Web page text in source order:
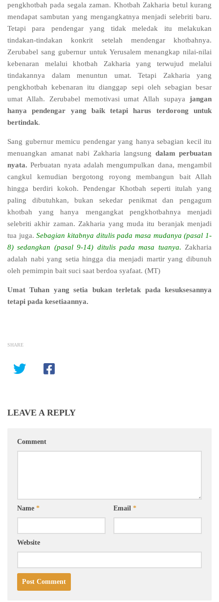
pengkhotbah pada segala zaman. Khotbah Zakharia betul kurang
mendapat sambutan yang mengangkatnya menjadi selebriti baru.
Tetapi para pendengar yang tidak meledak itu melakukan
tindakan-tindakan konkrit setelah mendengar khotbahnya.
Zerubabel sang gubernur untuk Yerusalem menangkap nilai-nilai
kebenaran melalui khotbah Zakharia yang terwujud melalui
tindakannya dalam menuntun umat. Tetapi Zakharia yang
pengkhotbah kebenaran itu dianggap sepi oleh sebagian besar
umat Allah. Zerubabel memotivasi umat Allah supaya jangan
hanya pendengar yang baik tetapi harus terdorong untuk
bertindak.
Sang gubernur memicu pendengar yang hanya sebagian kecil itu
menuangkan amanat nabi Zakharia langsung dalam perbuatan
nyata. Perbuatan nyata adalah mengumpulkan dana, mengambil
cangkul kemudian bergotong royong membangun bait Allah
hingga berdiri kokoh. Pendengar Khotbah seperti itulah yang
paling dibutuhkan, bukan sekedar penikmat dan pengagum
khotbah yang hanya mengangkat pengkhotbahnya menjadi
selebriti akhir zaman. Zakharia yang muda itu beranjak menjadi
tua juga.Sebagian kitabnya ditulis pada masa mudanya (pasal 1-
8) sedangkan (pasal 9-14) ditulis pada masa tuanya. Zakharia
adalah nabi yang setia hingga dia menjadi martir yang dibunuh
oleh pemimpin bait suci saat berdoa syafaat. (MT)
Umat Tuhan yang setia bukan terletak pada kesuksesannya
tetapi pada kesetiaannya.
SHARE
LEAVE A REPLY
Comment
Name * Email *
Website